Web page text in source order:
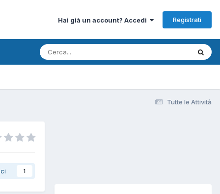
Hai già un account? Accedi Registrati
Tutte le Attività
1